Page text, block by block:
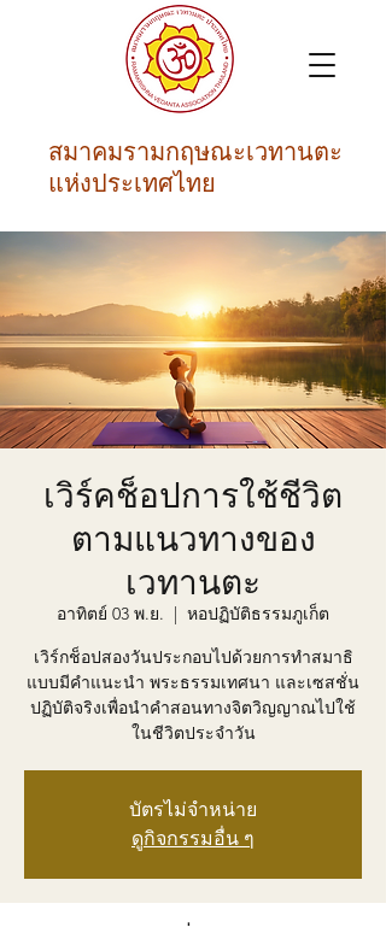
สมาคมรามกฤษณะเวทานตะ
แห่งประเทศไทย
เวิร์คช็อปการใช้ชีวิต
ตามแนวทางของ
เวทานตะ
อาทิตย์ 03 พ.ย.
  |
หอปฏิบัติธรรมภูเก็ต
เวิร์กช็อปสองวันประกอบไปด้วยการทำสมาธิ
แบบมีคำแนะนำ พระธรรมเทศนา และเซสชั่น
ปฏิบัติจริงเพื่อนำคำสอนทางจิตวิญญาณไปใช้
ในชีวิตประจำวัน
บัตรไม่จำหน่าย
ดูกิจกรรมอื่น ๆ